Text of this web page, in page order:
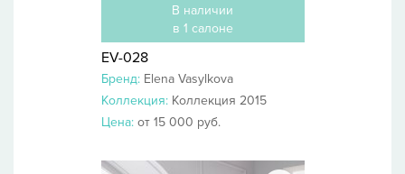
В наличии
в 1 салоне
EV-028
Бренд: Elena Vasylkova
Коллекция: Коллекция 2015
Цена: от 15 000 руб.